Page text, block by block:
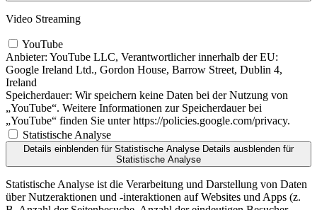
Video Streaming
YouTube
Anbieter: YouTube LLC, Verantwortlicher innerhalb der EU:
Google Ireland Ltd., Gordon House, Barrow Street, Dublin 4,
Ireland
Speicherdauer: Wir speichern keine Daten bei der Nutzung von
„YouTube“. Weitere Informationen zur Speicherdauer bei
„YouTube“ finden Sie unter https://policies.google.com/privacy.
Statistische Analyse
Details einblenden für Statistische Analyse Details ausblenden für
Statistische Analyse
Statistische Analyse ist die Verarbeitung und Darstellung von Daten
über Nutzeraktionen und -interaktionen auf Websites und Apps (z.